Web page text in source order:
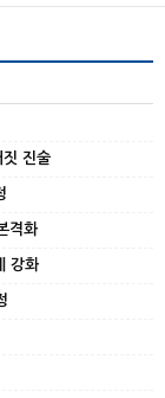
짓 진술
격화
강화